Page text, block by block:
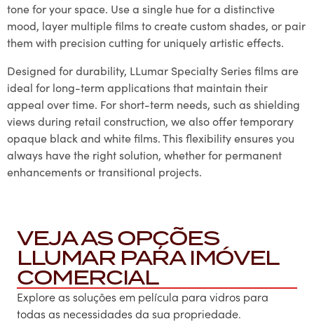
tone for your space. Use a single hue for a distinctive
mood, layer multiple films to create custom shades, or pair
them with precision cutting for uniquely artistic effects.
Designed for durability, LLumar Specialty Series films are
ideal for long-term applications that maintain their
appeal over time. For short-term needs, such as shielding
views during retail construction, we also offer temporary
opaque black and white films. This flexibility ensures you
always have the right solution, whether for permanent
enhancements or transitional projects.
VEJA AS OPÇÕES
LLUMAR PARA IMÓVEL
COMERCIAL
Explore as soluções em película para vidros para
todas as necessidades da sua propriedade.